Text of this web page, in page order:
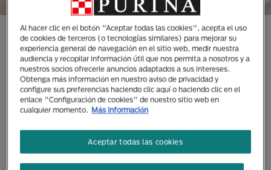
CONOCE TODAS NUESTRAS
MARCAS DISEÑADAS
ESPECIALMENTE PARA LAS
NECESIDADES DE TUS
MASCOTAS
Al hacer clic en el botón "Aceptar todas las cookies", acepta el uso
de cookies de terceros (o tecnologías similares) para mejorar su
experiencia general de navegación en el sitio web, medir nuestra
audiencia y recopilar información útil que nos permita a nosotros y a
nuestros socios ofrecerle anuncios adaptados a sus intereses.
Obtenga más información en nuestro aviso de privacidad y
configure sus preferencias haciendo clic aquí o haciendo clic en el
enlace "Configuración de cookies" de nuestro sitio web en
cualquier momento.
Más información
Aceptar todas las cookies